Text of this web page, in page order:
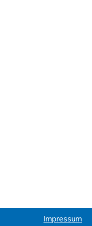
Impressum